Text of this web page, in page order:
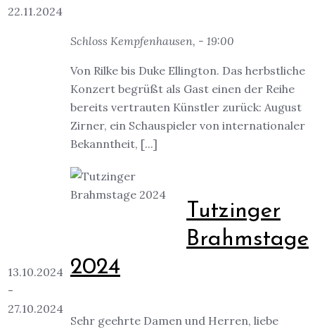
22.11.2024
Schloss Kempfenhausen, - 19:00
Von Rilke bis Duke Ellington. Das herbstliche
Konzert begrüßt als Gast einen der Reihe
bereits vertrauten Künstler zurück: August
Zirner, ein Schauspieler von internationaler
Bekanntheit, [...]
13.10.2024
-
27.10.2024
Tutzinger
Brahmstage
2024
Sehr geehrte Damen und Herren, liebe